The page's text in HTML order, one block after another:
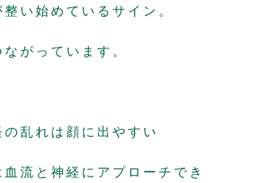
い始めているサイン。
がっています。
の乱れは顔に出やすい
血流と神経にアプローチでき